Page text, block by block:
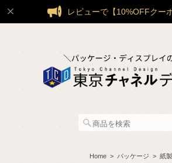
レビューで【10%OFFクー
Home パッケージ 紙製